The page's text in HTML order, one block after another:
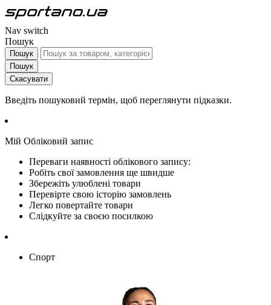
Nav switch
Пошук
Пошук
Пошук
Скасувати
Введіть пошуковий термін, щоб переглянути підказки.
Мій Обліковий запис
Переваги наявності облікового запису:
Робіть свої замовлення ще швидше
Збережіть улюблені товари
Перевірте свою історію замовлень
Легко повертайте товари
Слідкуйте за своєю посилкою
Спорт